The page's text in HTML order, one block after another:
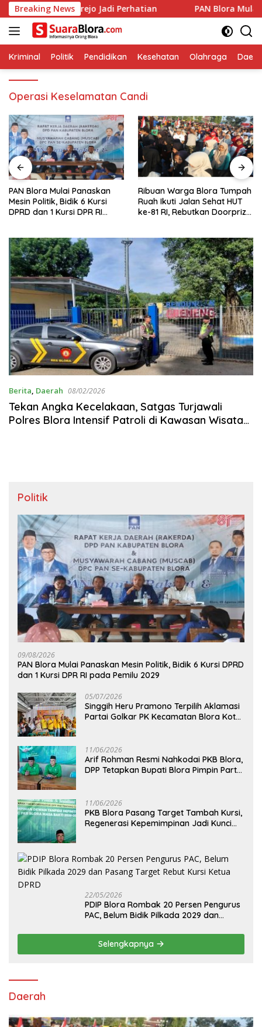
Langsung
ke
konten
Breaking NewsJadi Perhatian ‎PAN Blora Mulai Panaskan
Kriminal Politik Pendidikan Kesehatan Olahraga
Operasi Keselamatan Candi
‎PAN Blora Mulai Panaskan
Mesin Politik, Bidik 6 Kursi
DPRD dan 1 Kursi DPR RI
Ribuan Warga Blora Tumpah
Ruah Ikuti Jalan Sehat HUT
ke-81 RI, Rebutkan Doorprize
Berita, Daerah 08/02/2026
‎Tekan Angka Kecelakaan, Satgas Turjawali
Polres Blora Intensif Patroli di Kawasan Wisata
Politik
09/08/2026
‎PAN Blora Mulai Panaskan Mesin Politik, Bidik 6 Kursi DPRD
dan 1 Kursi DPR RI pada Pemilu 2029
05/07/2026
Singgih Heru Pramono Terpilih Aklamasi
Partai Golkar PK Kecamatan Blora Kota,
11/06/2026
Arif Rohman Resmi Nahkodai PKB Blora,
DPP Tetapkan Bupati Blora Pimpin Partai
11/06/2026
PKB Blora Pasang Target Tambah Kursi,
Regenerasi Kepemimpinan Jadi Kunci
22/05/2026
PDIP Blora Rombak 20 Persen Pengurus
PAC, Belum Bidik Pilkada 2029 dan
Selengkapnya
Daerah